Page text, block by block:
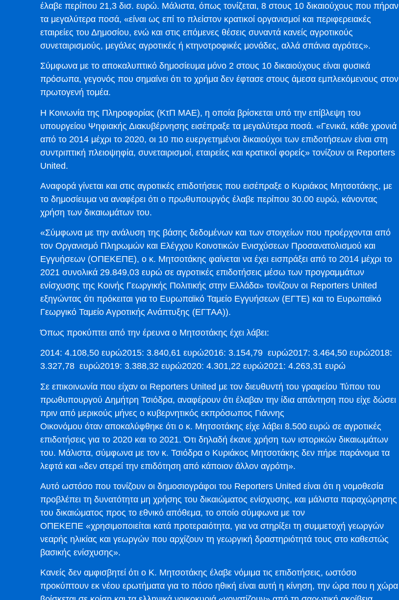
έλαβε περίπου 21,3 δισ. ευρώ. Μάλιστα, όπως τονίζεται, 8 στους 10 δικαιούχους που πήραν
τα μεγαλύτερα ποσά, «είναι ως επί το πλείστον κρατικοί οργανισμοί και περιφερειακές
εταιρείες του Δημοσίου, ενώ και στις επόμενες θέσεις συναντά κανείς αγροτικούς
συνεταιρισμούς, μεγάλες αγροτικές ή κτηνοτροφικές μονάδες, αλλά σπάνια αγρότες».
Σύμφωνα με το αποκαλυπτικό δημοσίευμα μόνο 2 στους 10 δικαιούχους είναι φυσικά
πρόσωπα, γεγονός που σημαίνει ότι το χρήμα δεν έφτασε στους άμεσα εμπλεκόμενους στον
πρωτογενή τομέα.
Η Κοινωνία της Πληροφορίας (ΚτΠ ΜΑΕ), η οποία βρίσκεται υπό την επίβλεψη του
υπουργείου Ψηφιακής Διακυβέρνησης εισέπραξε τα μεγαλύτερα ποσά. «Γενικά, κάθε χρονιά
από το 2014 μέχρι το 2020, οι 10 πιο ευεργετημένοι δικαιούχοι των επιδοτήσεων είναι στη
συντριπτική πλειοψηφία, συνεταιρισμοί, εταιρείες και κρατικοί φορείς» τονίζουν οι Reporters
United.
Αναφορά γίνεται και στις αγροτικές επιδοτήσεις που εισέπραξε ο Κυριάκος Μητσοτάκης, με
το δημοσίευμα να αναφέρει ότι ο πρωθυπουργός έλαβε περίπου 30.00 ευρώ, κάνοντας
χρήση των δικαιωμάτων του.
«Σύμφωνα με την ανάλυση της βάσης δεδομένων και των στοιχείων που προέρχονται από
τον Οργανισμό Πληρωμών και Ελέγχου Κοινοτικών Ενισχύσεων Προσανατολισμού και
Εγγυήσεων (ΟΠΕΚΕΠΕ), ο κ. Μητσοτάκης φαίνεται να έχει εισπράξει από το 2014 μέχρι το
2021 συνολικά 29.849,03 ευρώ σε αγροτικές επιδοτήσεις μέσω των προγραμμάτων
ενίσχυσης της Κοινής Γεωργικής Πολιτικής στην Ελλάδα» τονίζουν οι Reporters United
εξηγώντας ότι πρόκειται για το Ευρωπαϊκό Ταμείο Εγγυήσεων (ΕΓΤΕ) και το Ευρωπαϊκό
Γεωργικό Ταμείο Αγροτικής Ανάπτυξης (ΕΓΤΑΑ)).
Όπως προκύπτει από την έρευνα ο Μητσοτάκης έχει λάβει:
2014: 4.108,50 ευρώ2015: 3.840,61 ευρώ2016: 3.154,79 ευρώ2017: 3.464,50 ευρώ2018:
3.327,78 ευρώ2019: 3.388,32 ευρώ2020: 4.301,22 ευρώ2021: 4.263,31 ευρώ
Σε επικοινωνία που είχαν οι Reporters United με τον διευθυντή του γραφείου Τύπου του
πρωθυπουργού Δημήτρη Τσιόδρα, αναφέρουν ότι έλαβαν την ίδια απάντηση που είχε δώσει
πριν από μερικούς μήνες ο κυβερνητικός εκπρόσωπος Γιάννης
Οικονόμου όταν αποκαλύφθηκε ότι ο κ. Μητσοτάκης είχε λάβει 8.500 ευρώ σε αγροτικές
επιδοτήσεις για το 2020 και το 2021. Ότι δηλαδή έκανε χρήση των ιστορικών δικαιωμάτων
του. Μάλιστα, σύμφωνα με τον κ. Τσιόδρα ο Κυριάκος Μητσοτάκης δεν πήρε παράνομα τα
λεφτά και «δεν στερεί την επιδότηση από κάποιον άλλον αγρότη».
Αυτό ωστόσο που τονίζουν οι δημοσιογράφοι του Reporters United είναι ότι η νομοθεσία
προβλέπει τη δυνατότητα μη χρήσης του δικαιώματος ενίσχυσης, και μάλιστα παραχώρησης
του δικαιώματος προς το εθνικό απόθεμα, το οποίο σύμφωνα με τον
ΟΠΕΚΕΠΕ «χρησιμοποιείται κατά προτεραιότητα, για να στηρίξει τη συμμετοχή γεωργών
νεαρής ηλικίας και γεωργών που αρχίζουν τη γεωργική δραστηριότητά τους στο καθεστώς
βασικής ενίσχυσης».
Κανείς δεν αμφισβητεί ότι ο Κ. Μητσοτάκης έλαβε νόμιμα τις επιδοτήσεις, ωστόσο
προκύπτουν εκ νέου ερωτήματα για το πόσο ηθική είναι αυτή η κίνηση, την ώρα που η χώρα